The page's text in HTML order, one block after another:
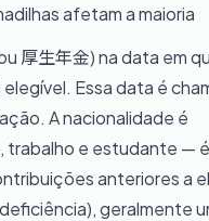
afetam a maioria
厚生年金) na data em
Essa data é
A nacionalidade é
trabalho e estudante — é
anteriores a
geralmente